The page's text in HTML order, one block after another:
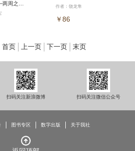
周之
”时期诗歌
作者：饶龙隼
￥86
首页 上一页 下一页 末页
扫码关注新浪微博 扫码关注微信公众号
图书专区 数字出版 关于我社